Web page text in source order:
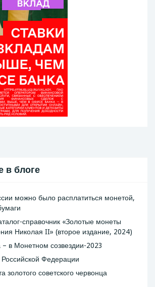
в блоге
можно было расплатиться монетой,
справочник «Золотые монеты
Николая II» (второе издание, 2024)
– в Монетном созвездии-2023
Федерации
золотого советского червонца